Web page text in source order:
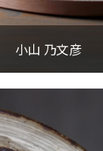
小山 乃文彦
小山 乃文彦